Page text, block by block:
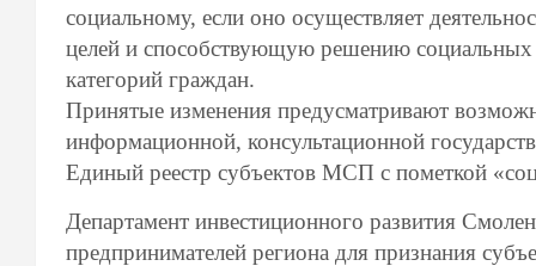
социальному, если оно осуществляет
целей и способствующую решению социальных
категорий граждан.
Принятые изменения предусматривают
информационной, консультационной
Единый реестр субъектов МСП с пометкой
Департамент инвестиционного развития
предпринимателей региона для признания